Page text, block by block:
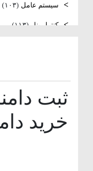
سیستم عامل(۱۰۳)
کنترل پنل (۱۱۳)
هاست(۴۰)
وردپرس(۱۱)
خرید